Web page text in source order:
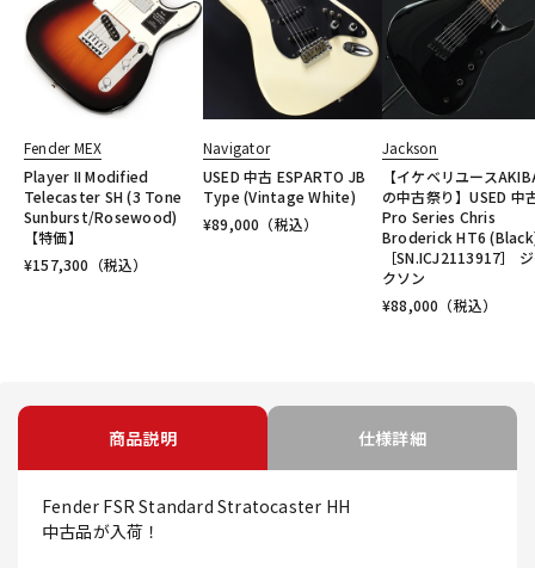
Fender MEX
Player II Modified
Telecaster SH (3 Tone
Sunburst/Rosewood)
【特価】
¥157,300 （税込）
Navigator
USED 中古 ESPARTO JB
Type (Vintage White)
¥89,000 （税込）
Jackson
【イケベリユース
の中古祭り】USED 中
Pro Series Chris
Broderick HT6
［SN.ICJ2113917］
クソン
¥88,000 （税込）
商品説明 仕様詳細
Fender FSR Standard Stratocaster HH
中古品が入荷！